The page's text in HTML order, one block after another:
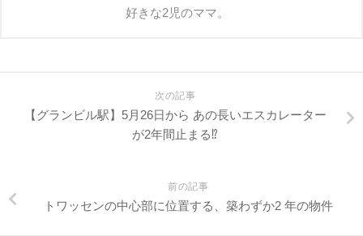
好きな2児のママ。
次の記事
【グランビル駅】5月26日から あの長いエスカレーター
が2年間止まる⁉
前の記事
トワッセンの中心部に位置する、築わずか2 年の物件